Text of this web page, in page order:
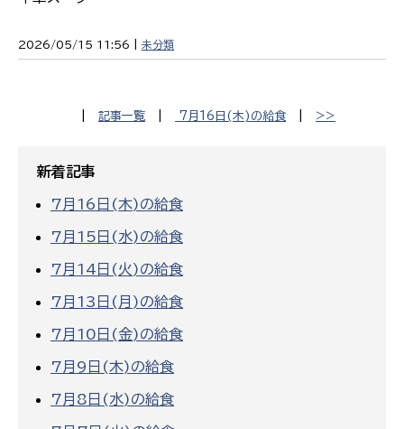
2026/05/15 11:56 | 未分類
記事一覧 7月16日(木)の給食 >>
新着記事
7月16日(木)の給食
7月15日(水)の給食
7月14日(火)の給食
7月13日(月)の給食
7月10日(金)の給食
7月9日(木)の給食
7月8日(水)の給食